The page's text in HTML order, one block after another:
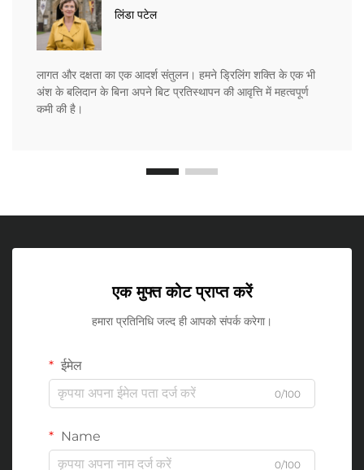
लिंडा पटेल
लागत और दक्षता का एक आदर्श संतुलन। हमने ड्रिलिंग शक्ति के एक भी
अंश के बलिदान के बिना अपने बिट प्रतिस्थापन की आवृत्ति में महत्वपूर्ण
कमी की है।
एक मुफ्त कोट प्राप्त करें
हमारा प्रतिनिधि जल्द ही आपको संपर्क करेगा।
ईमेल
0/100
Name
0/100